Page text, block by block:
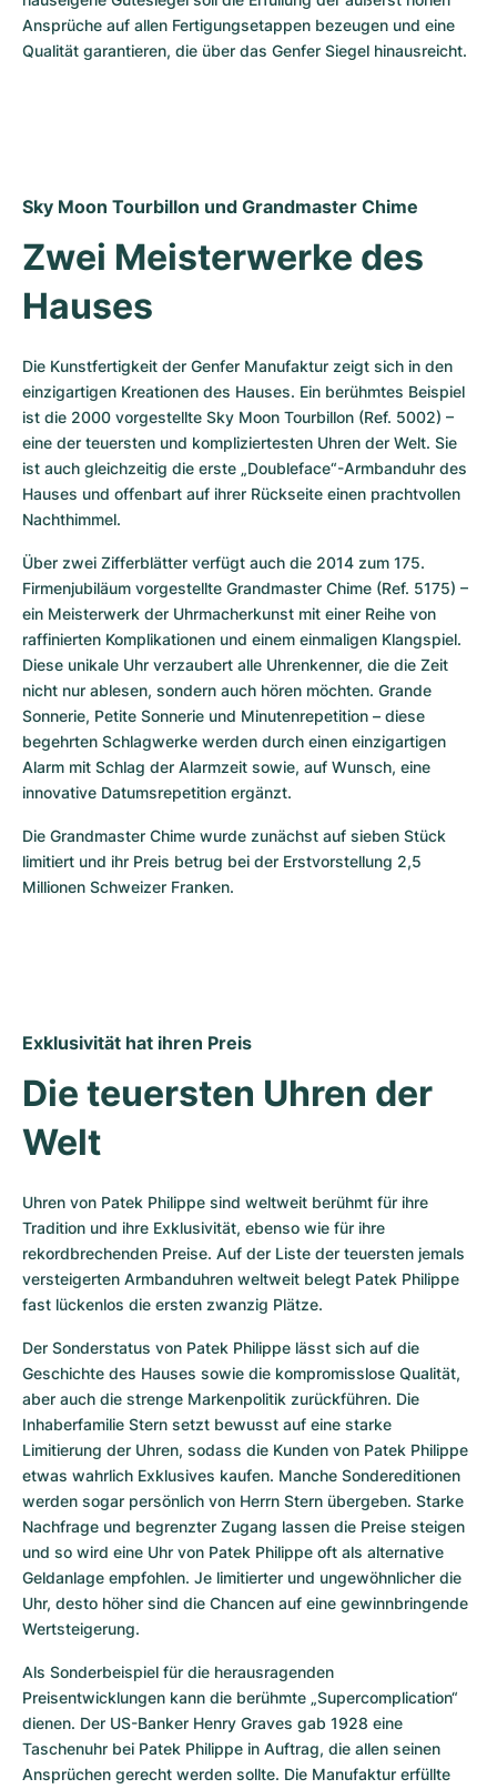
Ansprüche auf allen Fertigungsetappen bezeugen und eine
Qualität garantieren, die über das Genfer Siegel hinausreicht.
Sky Moon Tourbillon und Grandmaster Chime
Zwei Meisterwerke des
Hauses
Die Kunstfertigkeit der Genfer Manufaktur zeigt sich in den
einzigartigen Kreationen des Hauses. Ein berühmtes Beispiel
ist die 2000 vorgestellte Sky Moon Tourbillon (Ref. 5002) –
eine der teuersten und kompliziertesten Uhren der Welt. Sie
ist auch gleichzeitig die erste „Doubleface“-Armbanduhr des
Hauses und offenbart auf ihrer Rückseite einen prachtvollen
Nachthimmel.
Über zwei Zifferblätter verfügt auch die 2014 zum 175.
Firmenjubiläum vorgestellte Grandmaster Chime (Ref. 5175) –
ein Meisterwerk der Uhrmacherkunst mit einer Reihe von
raffinierten Komplikationen und einem einmaligen Klangspiel.
Diese unikale Uhr verzaubert alle Uhrenkenner, die die Zeit
nicht nur ablesen, sondern auch hören möchten. Grande
Sonnerie, Petite Sonnerie und Minutenrepetition – diese
begehrten Schlagwerke werden durch einen einzigartigen
Alarm mit Schlag der Alarmzeit sowie, auf Wunsch, eine
innovative Datumsrepetition ergänzt.
Die Grandmaster Chime wurde zunächst auf sieben Stück
limitiert und ihr Preis betrug bei der Erstvorstellung 2,5
Millionen Schweizer Franken.
Exklusivität hat ihren Preis
Die teuersten Uhren der
Welt
Uhren von Patek Philippe sind weltweit berühmt für ihre
Tradition und ihre Exklusivität, ebenso wie für ihre
rekordbrechenden Preise. Auf der Liste der teuersten jemals
versteigerten Armbanduhren weltweit belegt Patek Philippe
fast lückenlos die ersten zwanzig Plätze.
Der Sonderstatus von Patek Philippe lässt sich auf die
Geschichte des Hauses sowie die kompromisslose Qualität,
aber auch die strenge Markenpolitik zurückführen. Die
Inhaberfamilie Stern setzt bewusst auf eine starke
Limitierung der Uhren, sodass die Kunden von Patek Philippe
etwas wahrlich Exklusives kaufen. Manche Sondereditionen
werden sogar persönlich von Herrn Stern übergeben. Starke
Nachfrage und begrenzter Zugang lassen die Preise steigen
und so wird eine Uhr von Patek Philippe oft als alternative
Geldanlage empfohlen. Je limitierter und ungewöhnlicher die
Uhr, desto höher sind die Chancen auf eine gewinnbringende
Wertsteigerung.
Als Sonderbeispiel für die herausragenden
Preisentwicklungen kann die berühmte „Supercomplication“
dienen. Der US-Banker Henry Graves gab 1928 eine
Taschenuhr bei Patek Philippe in Auftrag, die allen seinen
Ansprüchen gerecht werden sollte. Die Manufaktur erfüllte